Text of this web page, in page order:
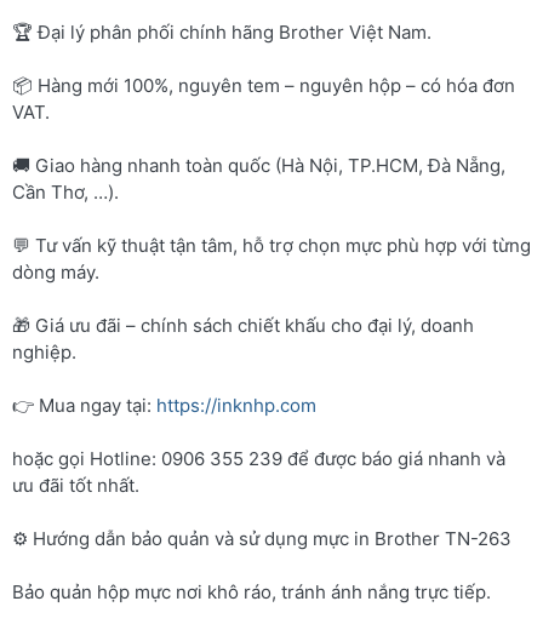
🏆 Đại lý phân phối chính hãng Brother Việt Nam.
📦 Hàng mới 100%, nguyên tem – nguyên hộp – có hóa đơn
VAT.
🚚 Giao hàng nhanh toàn quốc (Hà Nội, TP.HCM, Đà Nẵng,
Cần Thơ, …).
💬 Tư vấn kỹ thuật tận tâm, hỗ trợ chọn mực phù hợp với từng
dòng máy.
🎁 Giá ưu đãi – chính sách chiết khấu cho đại lý, doanh
nghiệp.
👉 Mua ngay tại: https://inknhp.com
hoặc gọi Hotline: 0906 355 239 để được báo giá nhanh và
ưu đãi tốt nhất.
⚙️ Hướng dẫn bảo quản và sử dụng mực in Brother TN-263
Bảo quản hộp mực nơi khô ráo, tránh ánh nắng trực tiếp.